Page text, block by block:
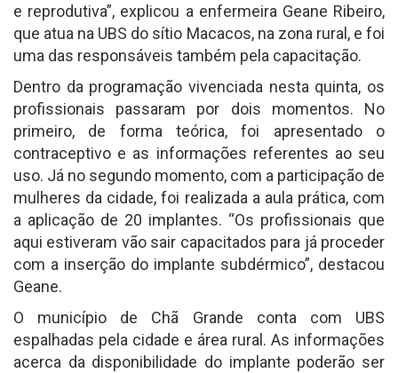
e reprodutiva”, explicou a enfermeira Geane Ribeiro,
que atua na UBS do sítio Macacos, na zona rural, e foi
uma das responsáveis também pela capacitação.
Dentro da programação vivenciada nesta quinta, os
profissionais passaram por dois momentos. No
primeiro, de forma teórica, foi apresentado o
contraceptivo e as informações referentes ao seu
uso. Já no segundo momento, com a participação de
mulheres da cidade, foi realizada a aula prática, com
a aplicação de 20 implantes. “Os profissionais que
aqui estiveram vão sair capacitados para já proceder
com a inserção do implante subdérmico”, destacou
Geane.
O município de Chã Grande conta com UBS
espalhadas pela cidade e área rural. As informações
acerca da disponibilidade do implante poderão ser